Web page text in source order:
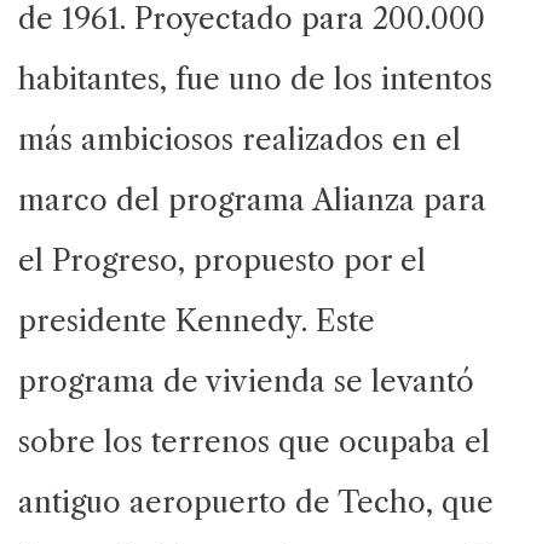
de 1961. Proyectado para 200.000
habitantes, fue uno de los intentos
más ambiciosos realizados en el
marco del programa Alianza para
el Progreso, propuesto por el
presidente Kennedy. Este
programa de vivienda se levantó
sobre los terrenos que ocupaba el
antiguo aeropuerto de Techo, que